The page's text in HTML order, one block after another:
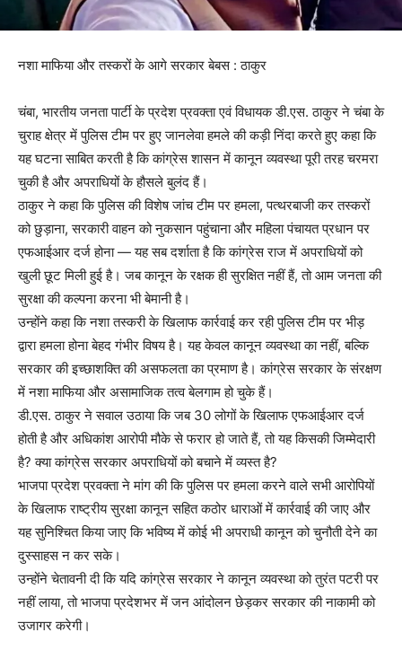
नशा माफिया और तस्करों के आगे सरकार बेबस : ठाकुर
चंबा, भारतीय जनता पार्टी के प्रदेश प्रवक्ता एवं विधायक डी.एस. ठाकुर ने चंबा के
चुराह क्षेत्र में पुलिस टीम पर हुए जानलेवा हमले की कड़ी निंदा करते हुए कहा कि
यह घटना साबित करती है कि कांग्रेस शासन में कानून व्यवस्था पूरी तरह चरमरा
चुकी है और अपराधियों के हौसले बुलंद हैं।
ठाकुर ने कहा कि पुलिस की विशेष जांच टीम पर हमला, पत्थरबाजी कर तस्करों
को छुड़ाना, सरकारी वाहन को नुकसान पहुंचाना और महिला पंचायत प्रधान पर
एफआईआर दर्ज होना — यह सब दर्शाता है कि कांग्रेस राज में अपराधियों को
खुली छूट मिली हुई है। जब कानून के रक्षक ही सुरक्षित नहीं हैं, तो आम जनता की
सुरक्षा की कल्पना करना भी बेमानी है।
उन्होंने कहा कि नशा तस्करी के खिलाफ कार्रवाई कर रही पुलिस टीम पर भीड़
द्वारा हमला होना बेहद गंभीर विषय है। यह केवल कानून व्यवस्था का नहीं, बल्कि
सरकार की इच्छाशक्ति की असफलता का प्रमाण है। कांग्रेस सरकार के संरक्षण
में नशा माफिया और असामाजिक तत्व बेलगाम हो चुके हैं।
डी.एस. ठाकुर ने सवाल उठाया कि जब 30 लोगों के खिलाफ एफआईआर दर्ज
होती है और अधिकांश आरोपी मौके से फरार हो जाते हैं, तो यह किसकी जिम्मेदारी
है? क्या कांग्रेस सरकार अपराधियों को बचाने में व्यस्त है?
भाजपा प्रदेश प्रवक्ता ने मांग की कि पुलिस पर हमला करने वाले सभी आरोपियों
के खिलाफ राष्ट्रीय सुरक्षा कानून सहित कठोर धाराओं में कार्रवाई की जाए और
यह सुनिश्चित किया जाए कि भविष्य में कोई भी अपराधी कानून को चुनौती देने का
दुस्साहस न कर सके।
उन्होंने चेतावनी दी कि यदि कांग्रेस सरकार ने कानून व्यवस्था को तुरंत पटरी पर
नहीं लाया, तो भाजपा प्रदेशभर में जन आंदोलन छेड़कर सरकार की नाकामी को
उजागर करेगी।